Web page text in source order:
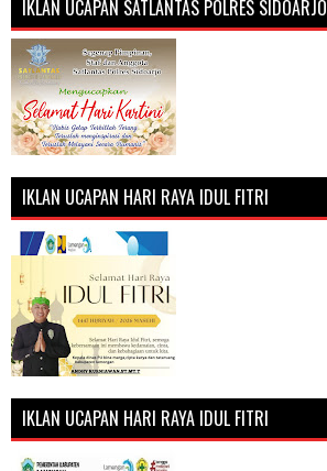
IKLAN UCAPAN SATLANTAS POLRES SIDOARJO
IKLAN UCAPAN HARI RAYA IDUL FITRI
IKLAN UCAPAN HARI RAYA IDUL FITRI